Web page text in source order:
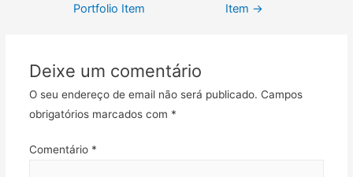
Portfolio Item
Item →
Deixe um comentário
O seu endereço de email não será publicado. Campos
obrigatórios marcados com *
Comentário *